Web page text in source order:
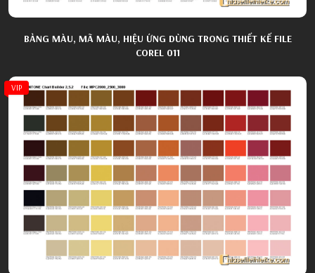
BẢNG MÀU, MÃ MÀU, HIỆU ỨNG DÙNG TRONG THIẾT KẾ FILE
COREL 011
VIP